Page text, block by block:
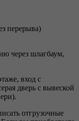
перерыва)
через шлагбаум,
вход с
дверь с вывеской
отгрузочные